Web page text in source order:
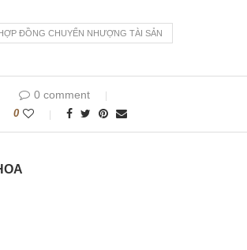
ĐỒNG CHUYỂN NHƯỢNG TÀI SẢN
0 comment
0